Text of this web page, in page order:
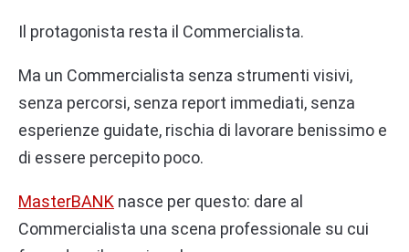
Il protagonista resta il Commercialista.
Ma un Commercialista senza strumenti visivi,
senza percorsi, senza report immediati, senza
esperienze guidate, rischia di lavorare benissimo e
di essere percepito poco.
MasterBANK nasce per questo: dare al
Commercialista una scena professionale su cui